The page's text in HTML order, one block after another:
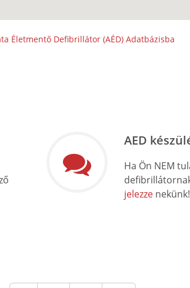
Életmentő Defibrillátor (AÉD) Adatbázisba
AED
Ha Ön NEM
jelezze nekünk!